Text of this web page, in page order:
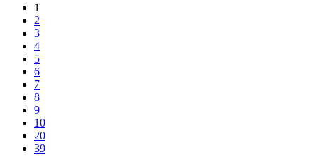
1
2
3
4
5
6
7
8
9
10
20
39